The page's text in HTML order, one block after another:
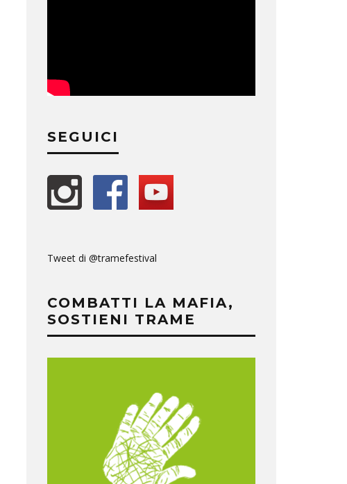
SEGUICI
Tweet di @tramefestival
COMBATTI LA MAFIA,
SOSTIENI TRAME